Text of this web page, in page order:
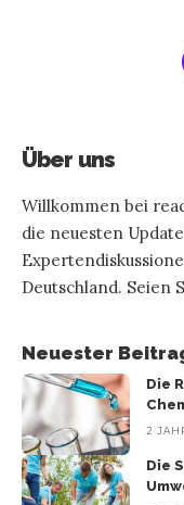
Über uns
Willkommen bei
die neuesten
Deutschland. Seien
Neuester
Die
2
Die